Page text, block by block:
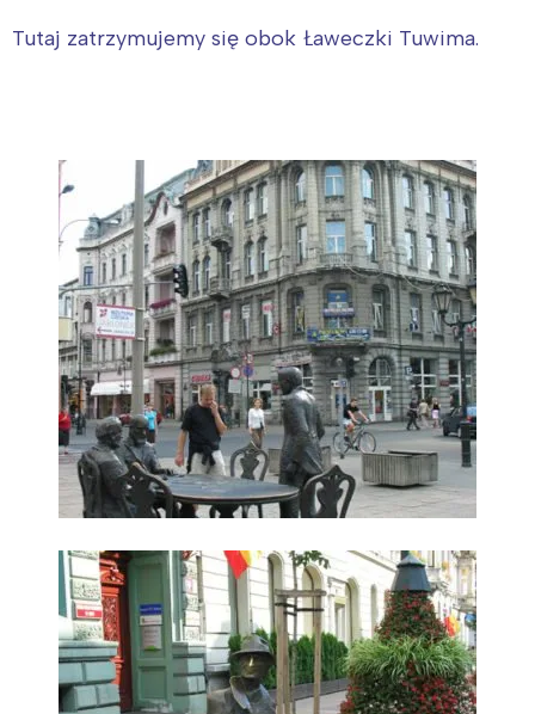
Tutaj zatrzymujemy się obok Ławeczki Tuwima.
Wybieram